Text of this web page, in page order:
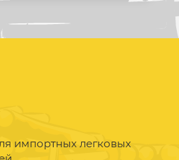
импортных легковых